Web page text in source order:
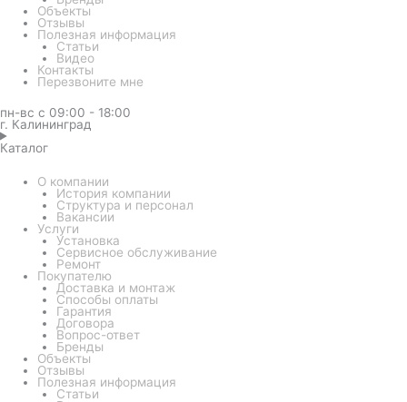
Объекты
Отзывы
Полезная информация
Статьи
Видео
Контакты
Перезвоните мне
пн-вс с 09:00 - 18:00
г. Калининград
Каталог
О компании
История компании
Структура и персонал
Вакансии
Услуги
Установка
Сервисное обслуживание
Ремонт
Покупателю
Доставка и монтаж
Способы оплаты
Гарантия
Договора
Вопрос-ответ
Бренды
Объекты
Отзывы
Полезная информация
Статьи